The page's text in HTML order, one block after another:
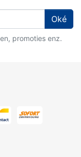
Oké
promoties enz.